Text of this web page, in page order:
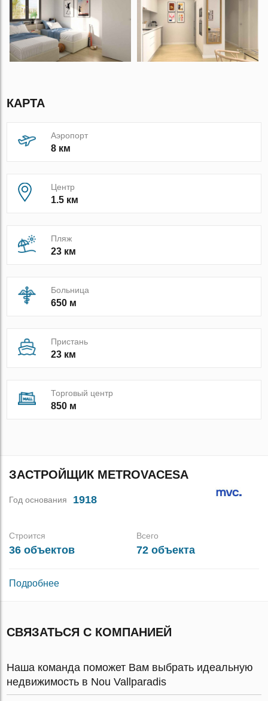
КАРТА
Аэропорт
8 км
Центр
1.5 км
Пляж
23 км
Больница
650 м
Пристань
23 км
Торговый центр
850 м
ЗАСТРОЙЩИК METROVACESA
Год основания 1918
Строится
36 объектов
Всего
72 объекта
Подробнее
СВЯЗАТЬСЯ С КОМПАНИЕЙ
Наша команда поможет Вам выбрать идеальную
недвижимость в Nou Vallparadis